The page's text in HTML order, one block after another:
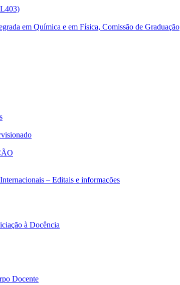
em Química e em Física, Comissão de Graduação
– Editais e informações
à Docência
Docente